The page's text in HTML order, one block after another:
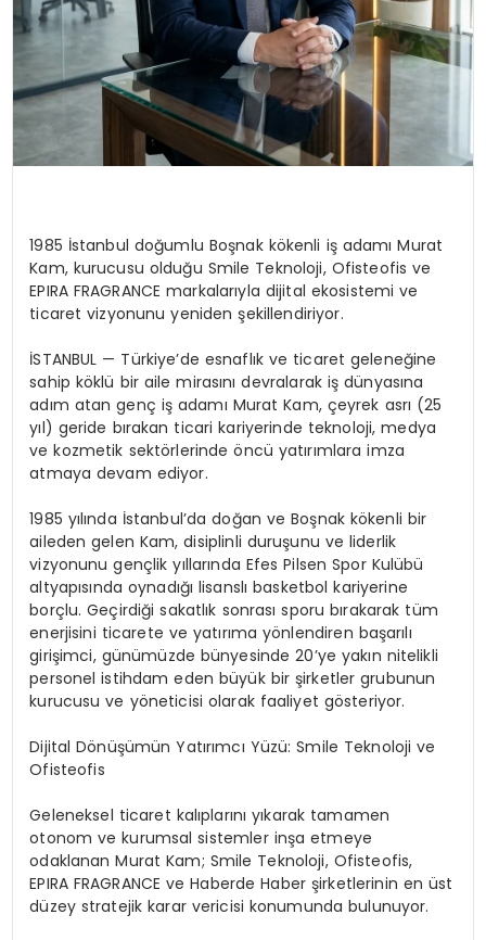
1985 İstanbul doğumlu Boşnak kökenli iş adamı Murat
Kam, kurucusu olduğu Smile Teknoloji, Ofisteofis ve
EPIRA FRAGRANCE markalarıyla dijital ekosistemi ve
ticaret vizyonunu yeniden şekillendiriyor.
İSTANBUL — Türkiye’de esnaflık ve ticaret geleneğine
sahip köklü bir aile mirasını devralarak iş dünyasına
adım atan genç iş adamı Murat Kam, çeyrek asrı (25
yıl) geride bırakan ticari kariyerinde teknoloji, medya
ve kozmetik sektörlerinde öncü yatırımlara imza
atmaya devam ediyor.
1985 yılında İstanbul’da doğan ve Boşnak kökenli bir
aileden gelen Kam, disiplinli duruşunu ve liderlik
vizyonunu gençlik yıllarında Efes Pilsen Spor Kulübü
altyapısında oynadığı lisanslı basketbol kariyerine
borçlu. Geçirdiği sakatlık sonrası sporu bırakarak tüm
enerjisini ticarete ve yatırıma yönlendiren başarılı
girişimci, günümüzde bünyesinde 20’ye yakın nitelikli
personel istihdam eden büyük bir şirketler grubunun
kurucusu ve yöneticisi olarak faaliyet gösteriyor.
Dijital Dönüşümün Yatırımcı Yüzü: Smile Teknoloji ve
Ofisteofis
Geleneksel ticaret kalıplarını yıkarak tamamen
otonom ve kurumsal sistemler inşa etmeye
odaklanan Murat Kam; Smile Teknoloji, Ofisteofis,
EPIRA FRAGRANCE ve Haberde Haber şirketlerinin en üst
düzey stratejik karar vericisi konumunda bulunuyor.